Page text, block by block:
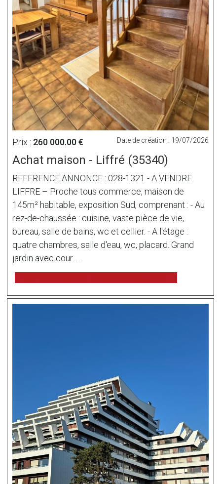
Prix : 260 000.00 € Date de création : 19/07/2026
Achat maison - Liffré (35340)
REFERENCE ANNONCE : 028-1321 - A VENDRE
LIFFRE – Proche tous commerce, maison de
145m² habitable, exposition Sud, comprenant : - Au
rez-de-chaussée : cuisine, vaste pièce de vie,
bureau, salle de bains, wc et cellier. - A l'étage :
quatre chambres, salle d'eau, wc, placard. Grand
jardin avec cour. ...